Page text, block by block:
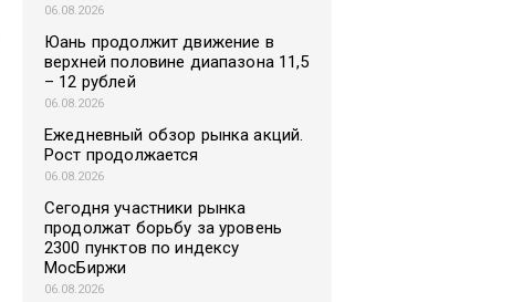
06.08.2026
Юань продолжит движение в
верхней половине диапазона 11,5
– 12 рублей
06.08.2026
Ежедневный обзор рынка акций.
Рост продолжается
06.08.2026
Сегодня участники рынка
продолжат борьбу за уровень
2300 пунктов по индексу
МосБиржи
06.08.2026